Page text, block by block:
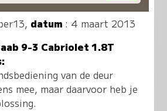
, datum : 4 maart 2013
9-3 Cabriolet 1.8T
van de deur
mee, maar daarvoor heb je